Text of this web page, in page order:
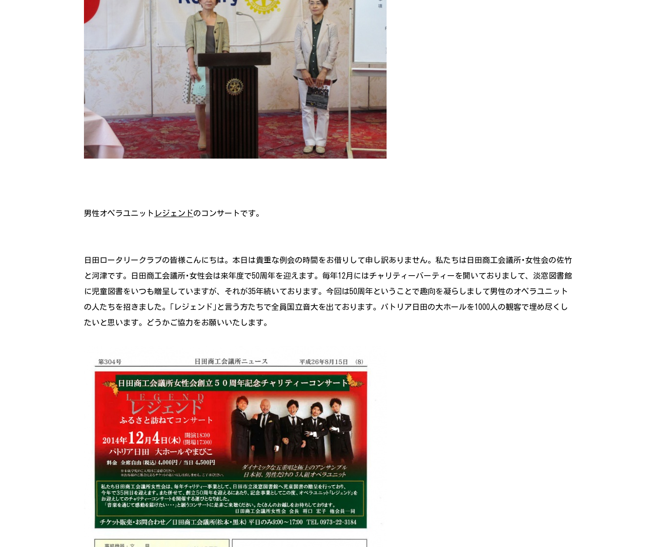
男性オペラユニット レジェンドのコンサートです。
日田ロータリークラブの皆様こんにちは。本日は貴重な例会の時間をお借りして申し訳ありません。私たちは日田商工会議所･女性会の佐竹
と河津です。日田商工会議所･女性会は来年度で50周年を迎えます。毎年12月にはチャリティーバーティーを開いておりまして、淡窓図書館
に児童図書をいつも贈呈していますが、それが35年続いております。今回は50周年ということで趣向を凝らしまして男性のオペラユニット
の人たちを招きました。｢レジェンド｣と言う方たちで全員国立音大を出ております。パトリア日田の大ホールを1000人の観客で埋め尽くし
たいと思います。どうかご協力をお願いいたします。